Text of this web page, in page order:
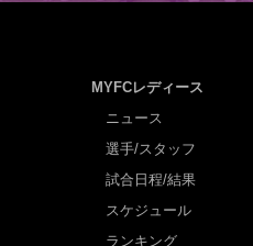
MYFCレディース
ニュース
選手/スタッフ
試合日程/結果
スケジュール
ランキング